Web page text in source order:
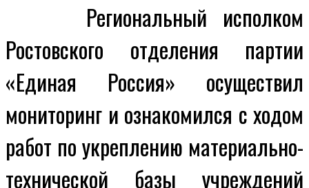
Региональный исполком
Ростовского отделения партии
«Единая Россия» осуществил
мониторинг и ознакомился с ходом
работ по укреплению материально-
технической базы учреждений